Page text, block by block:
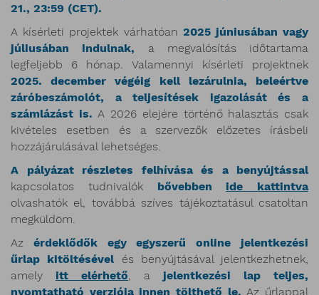
21., 23:59 (CET).
A kísérleti projektek várhatóan 2025 júniusában vagy
júliusában indulnak, a megvalósítás időtartama
legfeljebb 6 hónap. Valamennyi kísérleti projektnek
2025. december végéig kell lezárulnia, beleértve
záróbeszámolót, a teljesítések igazolását és a
számlázást is. A 2026 elejére történő halasztás csak
kivételes esetben és a szervezők előzetes írásbeli
hozzájárulásával lehetséges.
A pályázat részletes felhívása és a benyújtással
kapcsolatos tudnivalók bővebbenide kattintva
olvashatók el, továbbá szíves tájékoztatásul csatoltan
megküldöm.
Az érdeklődők egy egyszerű online jelentkezési
űrlap kitöltésévelés benyújtásával jelentkezhetnek,
amely itt elérhető, a jelentkezési lap teljes,
nyomtatható verziójainnen tölthető le.Az űrlappal